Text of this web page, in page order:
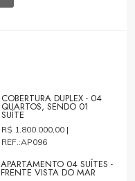
COBERTURA DUPLEX - 04
QUARTOS, SENDO 01
SUÍTE
R$ 1.800.000,00 |
REF.:AP096
APARTAMENTO 04 SUÍTES -
FRENTE VISTA DO MAR